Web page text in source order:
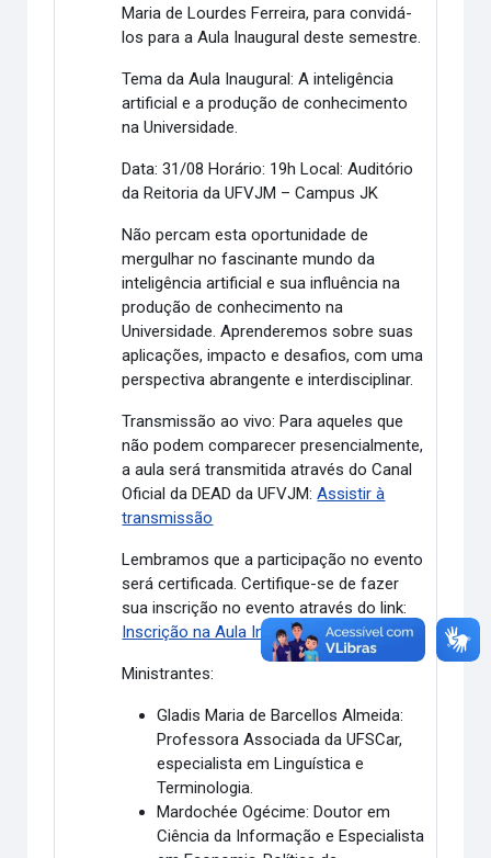
Maria de Lourdes Ferreira, para convidá-
los para a Aula Inaugural deste semestre.
Tema da Aula Inaugural: A inteligência
artificial e a produção de conhecimento
na Universidade.
Data: 31/08Horário: 19hLocal: Auditório
da Reitoria da UFVJM – Campus JK
Não percam esta oportunidade de
mergulhar no fascinante mundo da
inteligência artificial e sua influência na
produção de conhecimento na
Universidade. Aprenderemos sobre suas
aplicações, impacto e desafios, com uma
perspectiva abrangente e interdisciplinar.
Transmissão ao vivo: Para aqueles que
não podem comparecer presencialmente,
a aula será transmitida através doCanal
Oficial da DEAD da UFVJM:Assistir à
transmissão
Lembramos que a participação no evento
será certificada. Certifique-se de fazer
sua inscrição no evento através do link:
Inscrição na Aula Inaugural
Ministrantes:
Gladis Maria de Barcellos Almeida:
Professora Associada da UFSCar,
especialista em Linguística e
Terminologia.
Mardochée Ogécime: Doutor em
Ciência da Informação e Especialista